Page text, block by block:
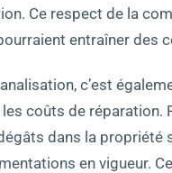
Ce respect de la
entraîner des
c’est
coûts de réparation.
dans la propriété
en vigueur.